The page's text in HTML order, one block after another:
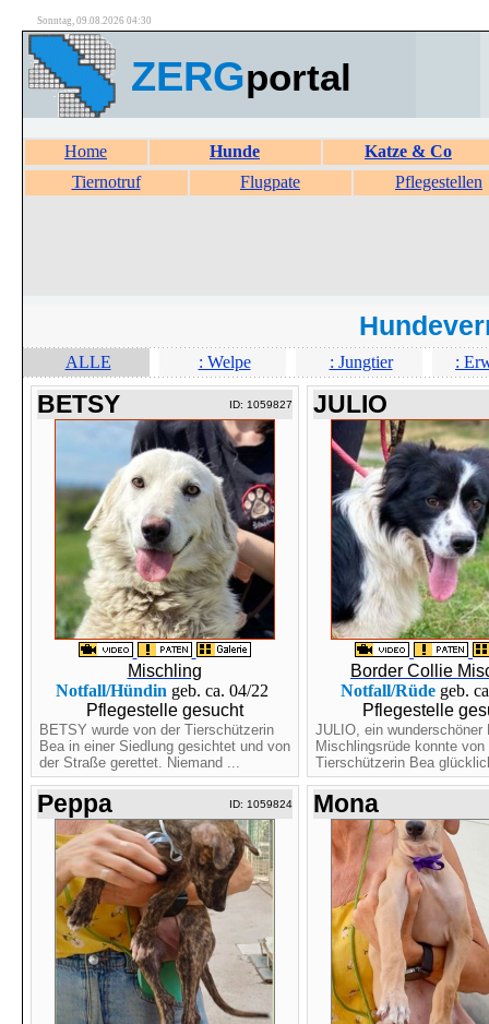
Sonntag, 09.08.2026 04:30
ZERGportal
Home Hunde
Katze & Co
Tiernotruf
Flugpate Pflegestellen
ALLE : Welpe : Jungtier :
BETSY ID: 1059827
Mischling
Notfall/Hündin geb. ca. 04/22
Pflegestelle gesucht
BETSY wurde von der Tierschützerin
Bea in einer Siedlung gesichtet und von
der Straße gerettet. Niemand ...
JULIO
Border Collie
Notfall/Rüde geb.
Pflegestelle
JULIO, ein wunderschöner
Mischlingsrüde konnte von
Tierschützerin Bea
Peppa ID: 1059824 Mona